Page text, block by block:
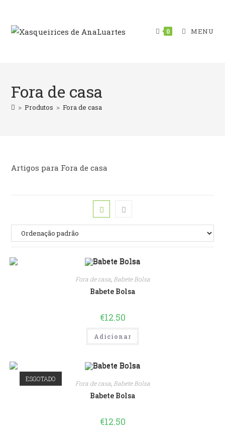
content
0 MENU
Fora de casa
> Produtos > Fora de casa
Artigos para Fora de casa
Fora de casa, Babete Bolsa
Babete Bolsa
€12.50
Adicionar
ESGOTADO
Fora de casa, Babete Bolsa
Babete Bolsa
€12.50